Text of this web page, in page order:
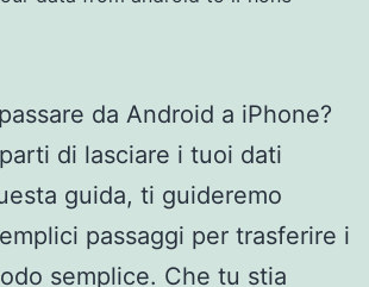
da Android a iPhone?
di lasciare i tuoi dati
guida, ti guideremo
passaggi per trasferire i
semplice. Che tu stia